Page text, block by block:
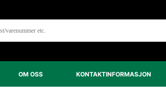
OM OSS KONTAKTINFORMASJON